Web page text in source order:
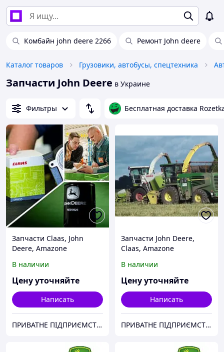
Комбайн john deere 2266 Ремонт John deere
Каталог товаров Грузовики, автобусы, спецтехника
Запчасти John Deere в Украине
Фильтры Бесплатная доставка
Запчасти Claas, John
Deere, Amazone
В наличии
Цену уточняйте
Написать
ПРИВАТНЕ ПІДПРИЄМСТВО "АДАМАНТ-СЕРВІС"
Запчасти John Deere,
Claas, Amazone
В наличии
Цену уточняйте
Написать
ПРИВАТНЕ ПІДПРИЄМСТВО "АДАМАНТ-СЕРВІС"